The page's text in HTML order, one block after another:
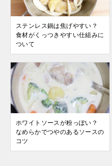
ステンレス鍋は焦げやすい？
食材がくっつきやすい仕組みに
ついて
ホワイトソースが粉っぽい？
なめらかでつやのあるソースの
コツ